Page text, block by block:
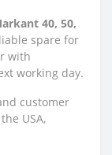
40, 50,
spare for
with
working day.
customer
USA,